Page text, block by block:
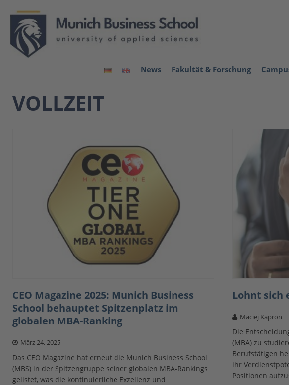
News Fakultät & Forschung
VOLLZEIT
CEO Magazine 2025: Munich Business
School behauptet Spitzenplatz im
globalen MBA-Ranking
März 24, 2025
Das CEO Magazine hat erneut die Munich Business School
(MBS) in der Spitzengruppe seiner globalen MBA-Rankings
gelistet, was die kontinuierliche Exzellenz und
Lohnt sich
Maciej Kapron
Die
(MBA) zu
Berufstätigen
ihr
Positionen